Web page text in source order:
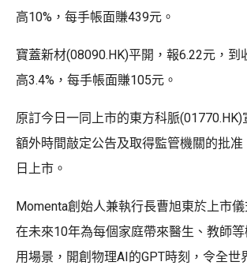
高10%，每手帳面賺439元。
寶蓋新材(08090.HK)平開，報6.22元，到
高3.4%，每手帳面賺105元。
原訂今日一同上市的東方科脈
額外時間敲定公告及取得監管機關的批准
日上市。
Momenta創始人兼執行長曹旭東於上市
在未來10年為每個家庭帶來醫生、教師
用場景，開創物理AI的GPT時刻，令全世